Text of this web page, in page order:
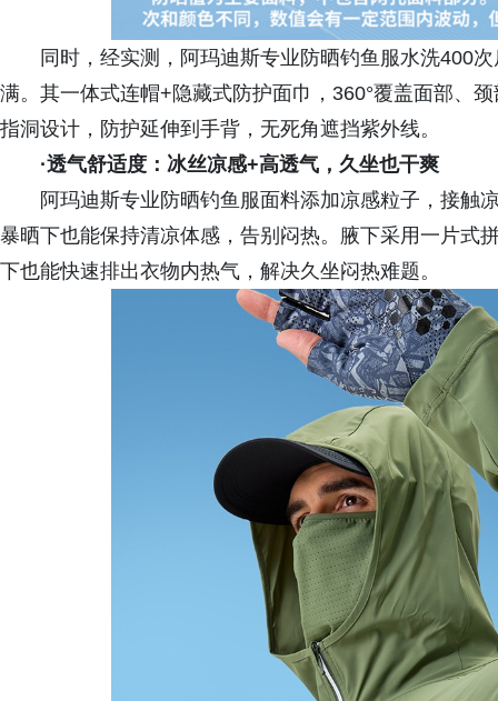
同时，经实测，阿玛迪斯专业防晒钓鱼服水洗400
满。其一体式连帽+隐藏式防护面巾，360°覆盖面部、
指洞设计，防护延伸到手背，无死角遮挡紫外线。
·透气舒适度：冰丝凉感+高透气，久坐也干爽
阿玛迪斯专业防晒钓鱼服面料添加凉感粒子，接触
暴晒下也能保持清凉体感，告别闷热。腋下采用一片式
下也能快速排出衣物内热气，解决久坐闷热难题。